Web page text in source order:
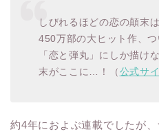
しびれるほどの恋の顛末
450万部の大ヒット作、つ
「恋と弾丸」にしか描け
末がここに…！（ 公式サ
約4年におよぶ連載でしたが